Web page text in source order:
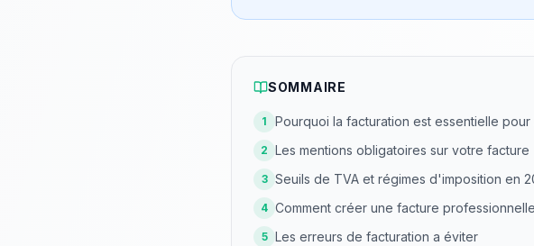
SOMMAIRE
1 Pourquoi la facturation est essentielle
2 Les mentions obligatoires sur votre facture
3 Seuils de TVA et régimes d'imposition en
4 Comment créer une facture professionnelle
5 Les erreurs de facturation a éviter